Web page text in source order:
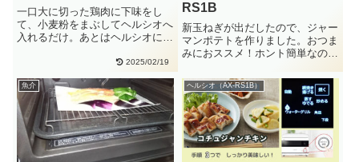
一口大に切った鶏肉に下味をし
て、小麦粉をまぶしてヘルシオへ
入れるだけ。あとはヘルシオにお
2025/02/19
RS1B
新玉ねぎが出だしたので、ジャー
マンポテトを作りました。おつま
みにおススメ！ホント簡単なのに
し・・
魚介 ヘルシオ（AX-RS1B）